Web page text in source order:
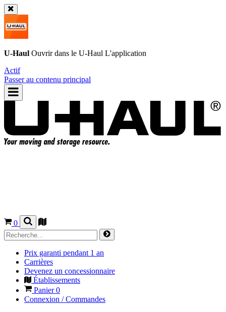
U-Haul Ouvrir dans le U-Haul L'application
Actif
Passer au contenu principal
0
Prix garanti pendant 1 an
Carrières
Devenez un concessionnaire
Établissements
Panier0
Connexion / Commandes